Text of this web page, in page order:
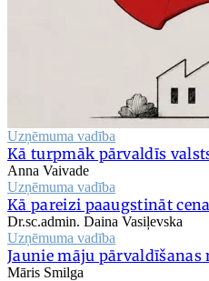
Uzņēmuma vadība
Kā turpmāk pārvaldīs
Anna Vaivade
Uzņēmuma vadība
Kā pareizi paaugstināt
Dr.sc.admin. Daina Vasiļevska
Uzņēmuma vadība
Jaunie māju pārvaldīšanas
Māris Smilga